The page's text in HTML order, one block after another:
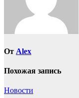
От Alex
Похожая запись
Новости